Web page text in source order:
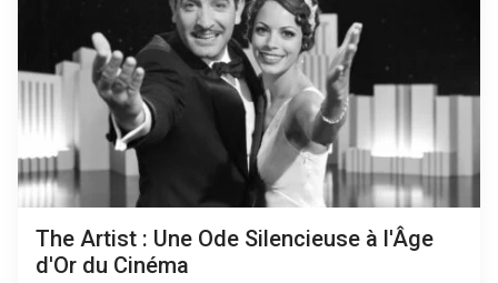
The Artist : Une Ode Silencieuse à l'Âge
d'Or du Cinéma